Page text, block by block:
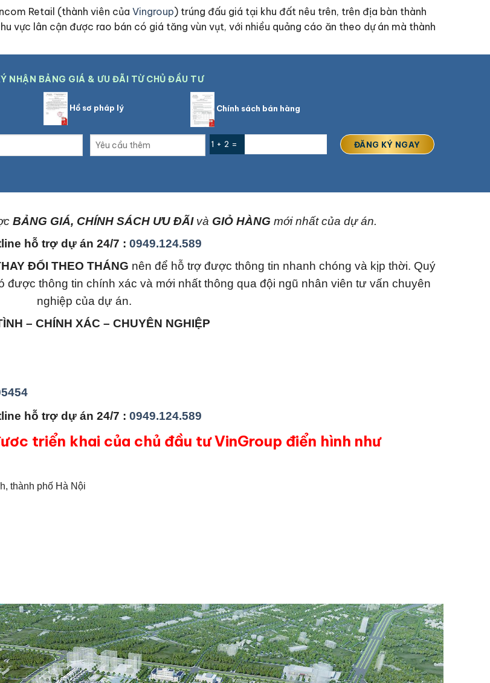
Retail (thành viên của Vingroup) trúng đấu giá tại khu đất nêu trên, trên địa bàn thành
vực lân cận được rao bán có giá tăng vùn vụt, với nhiều quảng cáo ăn theo dự án mà thành
NHẬN BẢNG GIÁ & ƯU ĐÃI TỪ CHỦ ĐẦU TƯ
Hồ sơ pháp lý Chính sách bán hàng
1 + 2 =
BẢNG GIÁ, CHÍNH SÁCH ƯU ĐÃIvà GIỎ HÀNG mới nhất của dự án.
hỗ trợ dự án 24/7 :0949.124.589
ĐỔI THEO THÁNG nên để hỗ trợ được thông tin nhanh chóng và kịp thời. Quý
được thông tin chính xác và mới nhất thông qua đội ngũ nhân viên tư vấn chuyên
nghiệp của dự án.
– CHÍNH XÁC – CHUYÊN NGHIỆP
hỗ trợ dự án 24/7 :0949.124.589
triển khai của chủ đầu tư VinGroup điển hình như
thành phố Hà Nội